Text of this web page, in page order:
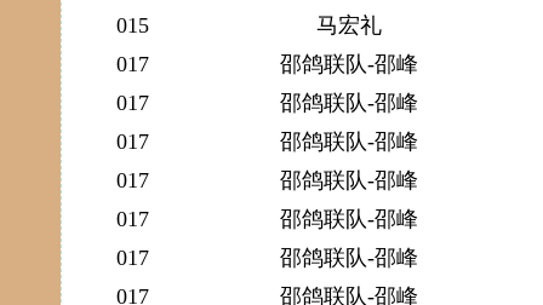
015
马宏礼
017
邵鸽联队-邵峰
017
邵鸽联队-邵峰
017
邵鸽联队-邵峰
017
邵鸽联队-邵峰
017
邵鸽联队-邵峰
017
邵鸽联队-邵峰
017
邵鸽联队-邵峰